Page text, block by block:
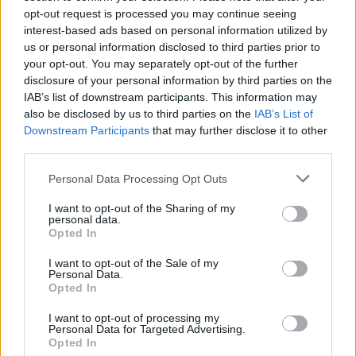
opt-out request is processed you may continue seeing
interest-based ads based on personal information utilized by
us or personal information disclosed to third parties prior to
your opt-out. You may separately opt-out of the further
disclosure of your personal information by third parties on the
IAB’s list of downstream participants. This information may
also be disclosed by us to third parties on the IAB’s List of
Downstream Participants that may further disclose it to other
Personal Data Processing Opt Outs
I want to opt-out of the Sharing of my
personal data.
Opted In
I want to opt-out of the Sale of my
Personal Data.
Opted In
I want to opt-out of processing my
Personal Data for Targeted Advertising.
Opted In
Risque d’échec :texture trop liquide,
fermentation insuffisante, surtout lors des
premières tentatives.
Cas concrets : combien économise-t-
on vraiment ?
Consommation : 1 yaourt par personne/jour, soit
28 yaourts/semaine
Yaourts industriels (marque) :
0,35 € x 28 = 9,80
Yaourts maison : 0,18 € x 28 = 5,04 €/semaine
Économie hebdo :
an
Exemple 2 : couple ou célibataire